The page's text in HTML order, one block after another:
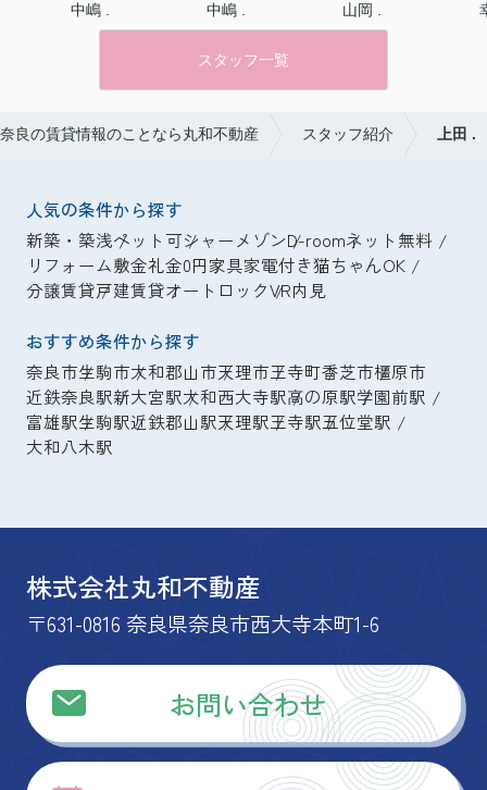
中嶋 . 中嶋 . 山岡 .
スタッフ一覧
奈良の賃貸情報のことなら丸和不動産 スタッフ紹介 上田 .
人気の条件から探す
新築・築浅ペット可シャーメゾンD-roomネット無料
リフォーム敷金礼金0円家具家電付き猫ちゃんOK
分譲賃貸戸建賃貸オートロックVR内見
おすすめ条件から探す
奈良市生駒市大和郡山市天理市王寺町香芝市橿原市
近鉄奈良駅新大宮駅大和西大寺駅高の原駅学園前駅
富雄駅生駒駅近鉄郡山駅天理駅王寺駅五位堂駅
大和八木駅
株式会社丸和不動産
〒631-0816 奈良県奈良市西大寺本町1-6
お問い合わせ